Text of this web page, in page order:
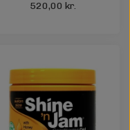
520,00 kr.